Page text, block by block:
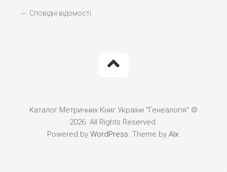
Сповідні відомості
Каталог Метричних Книг України "Генеалогія" ©
2026. All Rights Reserved.
Powered by WordPress. Theme by Alx.